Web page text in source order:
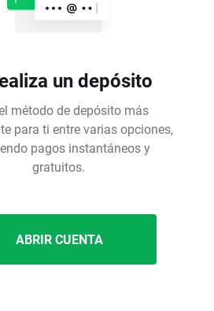
un depósito
método de depósito más
para ti entre varias opciones,
pagos instantáneos y
gratuitos.
ABRIR CUENTA